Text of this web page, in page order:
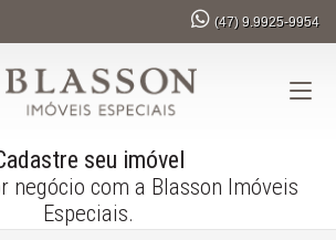
(47)9.9925-9954
seu imóvel
negócio com a Blasson Imóveis
Especiais.